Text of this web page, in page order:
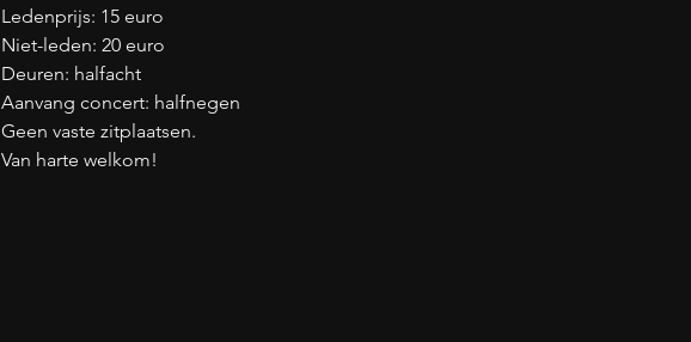
Ledenprijs: 15 euro
Niet-leden: 20 euro
Deuren: halfacht
Aanvang concert: halfnegen
Geen vaste zitplaatsen.
Van harte welkom!